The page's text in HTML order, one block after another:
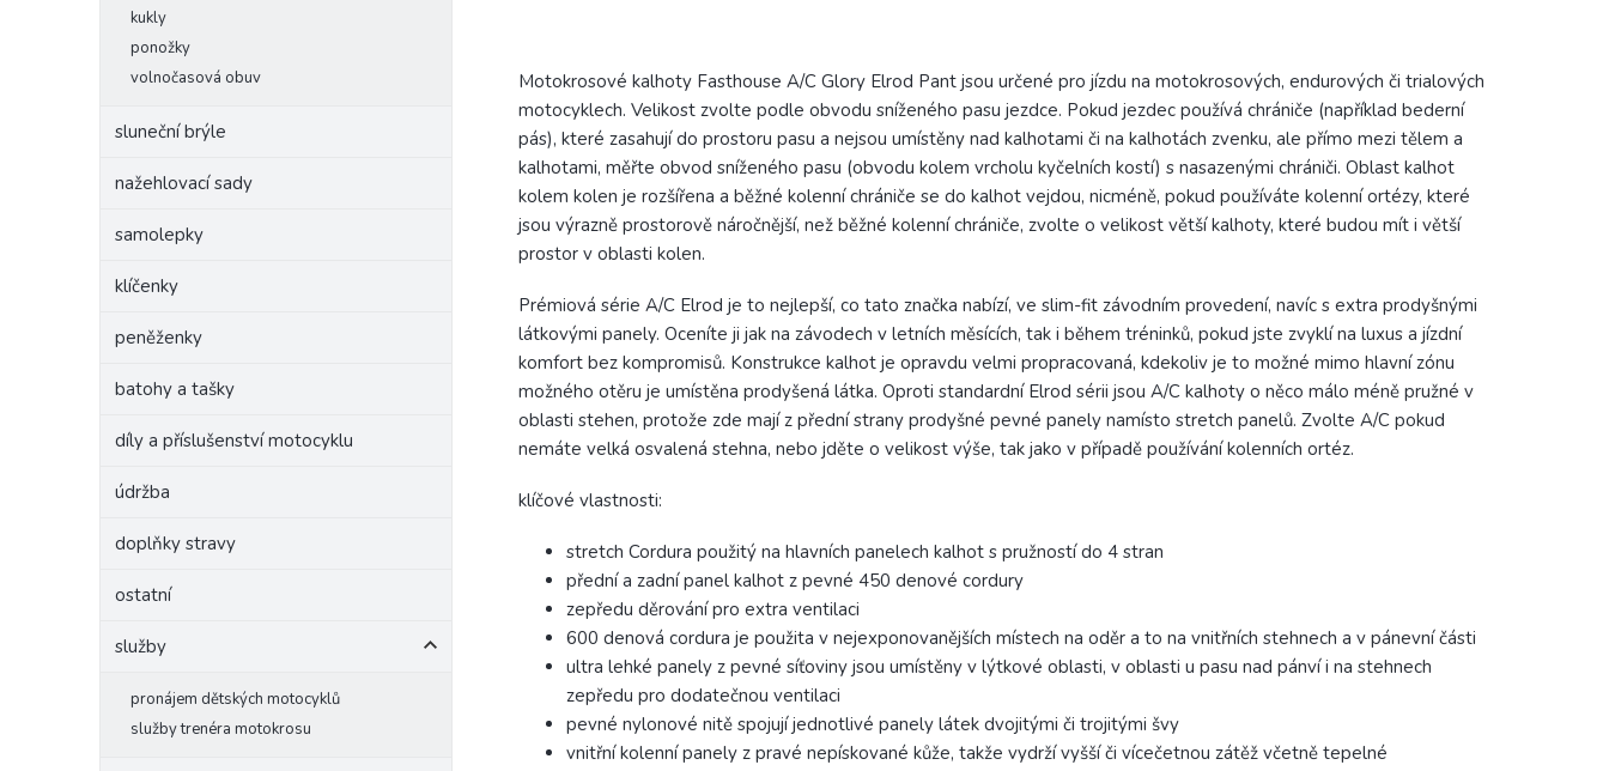
kukly
ponožky
volnočasová obuv
sluneční brýle
nažehlovací sady
samolepky
klíčenky
peněženky
batohy a tašky
díly a příslušenství motocyklu
údržba
doplňky stravy
ostatní
služby
pronájem dětských motocyklů
služby trenéra motokrosu
Motokrosové kalhoty Fasthouse A/C Glory Elrod Pant jsou určené pro jízdu na motokrosových, endurových či trialových
motocyklech. Velikost zvolte podle obvodu sníženého pasu jezdce. Pokud jezdec používá chrániče (například bederní
pás), které zasahují do prostoru pasu a nejsou umístěny nad kalhotami či na kalhotách zvenku, ale přímo mezi tělem a
kalhotami, měřte obvod sníženého pasu (obvodu kolem vrcholu kyčelních kostí) s nasazenými chrániči. Oblast kalhot
kolem kolen je rozšířena a běžné kolenní chrániče se do kalhot vejdou, nicméně, pokud používáte kolenní ortézy, které
jsou výrazně prostorově náročnější, než běžné kolenní chrániče, zvolte o velikost větší kalhoty, které budou mít i větší
prostor v oblasti kolen.
Prémiová série A/C Elrod je to nejlepší, co tato značka nabízí, ve slim-fit závodním provedení, navíc s extra prodyšnými
látkovými panely. Oceníte ji jak na závodech v letních měsících, tak i během tréninků, pokud jste zvyklí na luxus a jízdní
komfort bez kompromisů. Konstrukce kalhot je opravdu velmi propracovaná, kdekoliv je to možné mimo hlavní zónu
možného otěru je umístěna prodyšená látka. Oproti standardní Elrod sérii jsou A/C kalhoty o něco málo méně pružné v
oblasti stehen, protože zde mají z přední strany prodyšné pevné panely namísto stretch panelů. Zvolte A/C pokud
nemáte velká osvalená stehna, nebo jděte o velikost výše, tak jako v případě používání kolenních ortéz.
klíčové vlastnosti:
stretch Cordura použitý na hlavních panelech kalhot s pružností do 4 stran
přední a zadní panel kalhot z pevné 450 denové cordury
zepředu děrování pro extra ventilaci
600 denová cordura je použita v nejexponovanějších místech na oděr a to na vnitřních stehnech a v pánevní části
ultra lehké panely z pevné síťoviny jsou umístěny v lýtkové oblasti, v oblasti u pasu nad pánví i na stehnech
zepředu pro dodatečnou ventilaci
pevné nylonové nitě spojují jednotlivé panely látek dvojitými či trojitými švy
vnitřní kolenní panely z pravé nepískované kůže, takže vydrží vyšší či vícečetnou zátěž včetně tepelné